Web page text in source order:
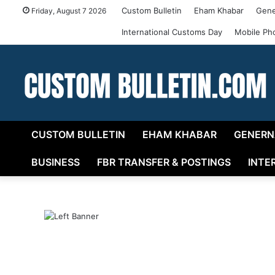
Friday, August 7 2026 Custom Bulletin Eham Khabar
International Customs Day Mobile
CUSTOM BULLETIN EHAM KHABAR
BUSINESS FBR TRANSFER & POSTINGS